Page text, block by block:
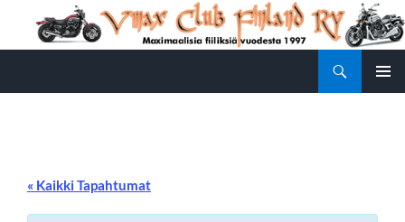
sisältöön
« Kaikki Tapahtumat